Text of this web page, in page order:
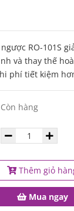
RO-101S
và thay thế
phí tiết kiệm
Còn hàng
Thêm giỏ
Mua ngay